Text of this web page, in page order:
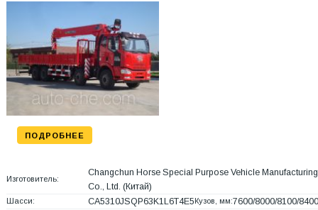
ПОДРОБНЕЕ
Изготовитель:
Changchun Horse Special Purpose Vehicle Manufacturing
Co., Ltd. (Китай)
Шасси: CA5310JSQP63K1L6T4E5Кузов, мм:7600/8000/8100/